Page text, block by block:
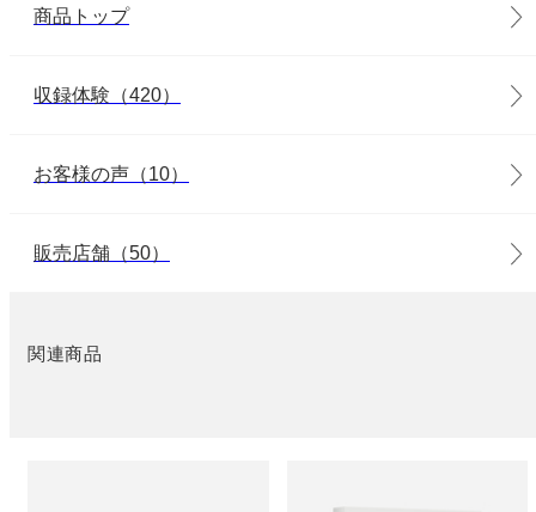
商品トップ
収録体験（420）
お客様の声（10）
販売店舗（50）
関連商品